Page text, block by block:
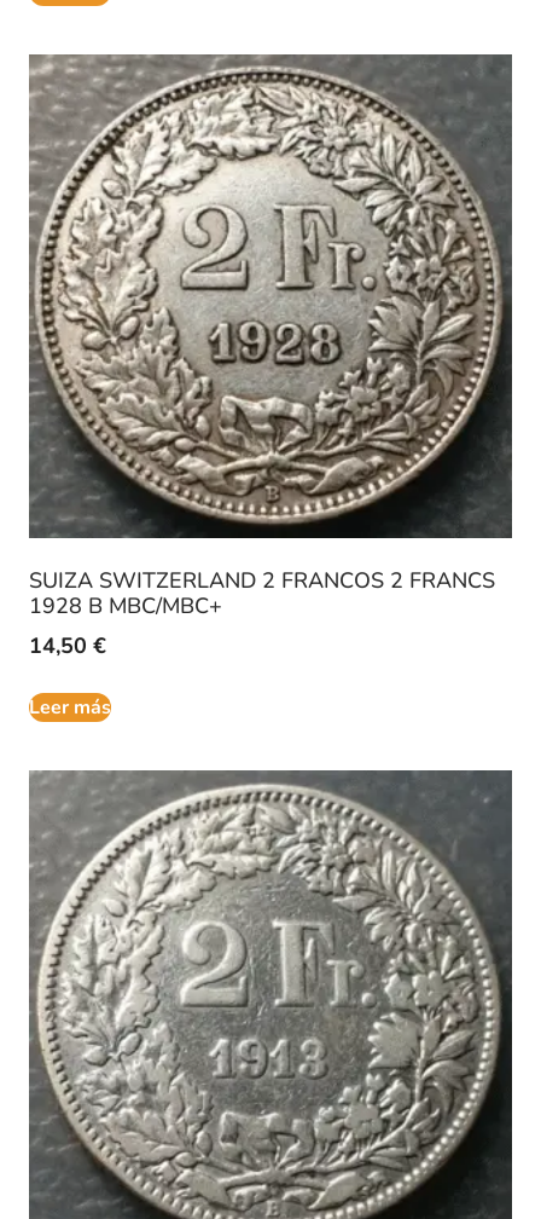
SUIZA SWITZERLAND 2 FRANCOS 2 FRANCS
1928 B MBC/MBC+
14,50 €
Leer más